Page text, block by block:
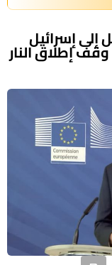
إلى إسرائيل
إطلاق النار